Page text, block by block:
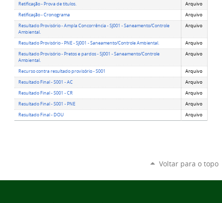
Retificação - Prova de titulos.
Arquivo
Retificação - Cronograma
Arquivo
Resultado Provisório - Ampla Concorrência - SJ001 - Saneamento/Controle
Ambiental.
Arquivo
Resultado Provisório - PNE - SJ001 - Saneamento/Controle Ambiental.
Arquivo
Resultado Provisório - Pretos e pardos - SJ001 - Saneamento/Controle
Ambiental.
Arquivo
Recurso contra resultado provisório - S001
Arquivo
Resultado Final - S001 - AC
Arquivo
Resultado Final - S001 - CR
Arquivo
Resultado Final - S001 - PNE
Arquivo
Resultado Final - DOU
Arquivo
Voltar para o topo